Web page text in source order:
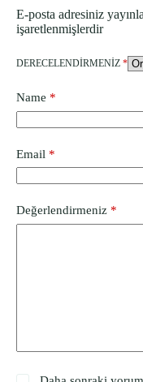
E-posta adresiniz
işaretlenmişlerdir
DERECELENDIRMENIZ *
Name *
Email *
Değerlendirmeniz *